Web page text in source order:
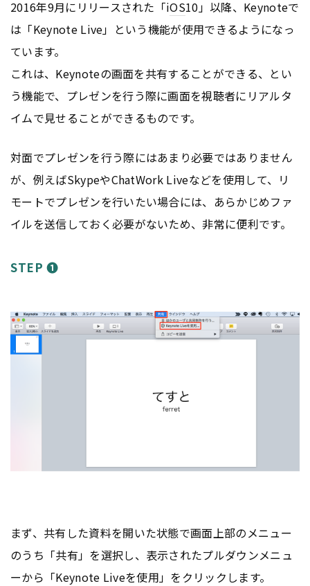
2016年9月にリリースされた「iOS10」以降、Keynoteで
は「Keynote Live」という機能が使用できるようになっ
ています。
これは、Keynoteの画面を共有することができる、とい
う機能で、プレゼンを行う際に画面を視聴者にリアルタ
イムで見せることができるものです。
対面でプレゼンを行う際にはあまり必要ではありません
が、例えばSkypeやChatWork Liveなどを使用して、リ
モートでプレゼンを行いたい場合には、あらかじめファ
イルを送信しておく必要がないため、非常に便利です。
STEP ❶
まず、共有した資料を開いた状態で画面上部のメニュー
のうち「共有」を選択し、表示されたプルダウンメニュ
ーから「Keynote Liveを使用」をクリックします。